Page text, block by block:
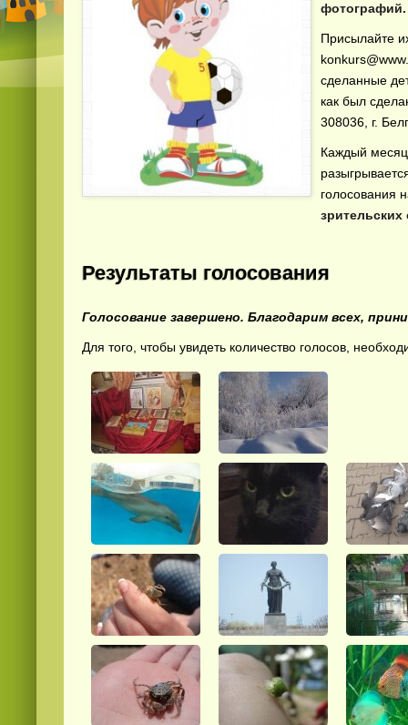
фотографий.
Присылайте
сделанные
как был
308036, г.
Каждый
голосования
зрительских
Результаты голосования
Голосование завершено. Благодарим всех,
Для того, чтобы увидеть количество голосов,
онлайн